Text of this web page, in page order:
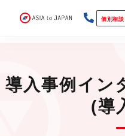
個別相
導入事例イン
(導